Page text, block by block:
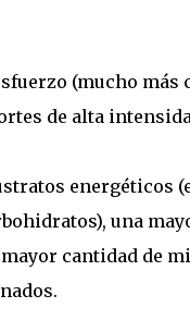
(mucho más
de alta
energéticos
una
cantidad de